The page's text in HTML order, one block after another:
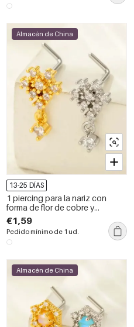
Almacén de China
13-25 DÍAS
1 piercing para la nariz con
forma de flor de cobre y
circonita color dorado para
mujer
€1,59
Pedido mínimo de 1 ud.
Almacén de China